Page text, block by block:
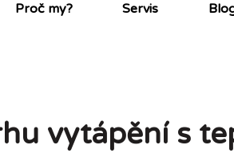
Proč my? Servis
vytápění s